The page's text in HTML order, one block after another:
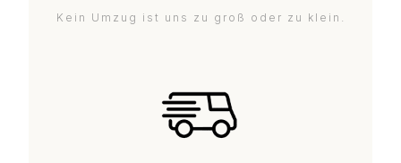
Kein Umzug ist uns zu groß oder zu klein.